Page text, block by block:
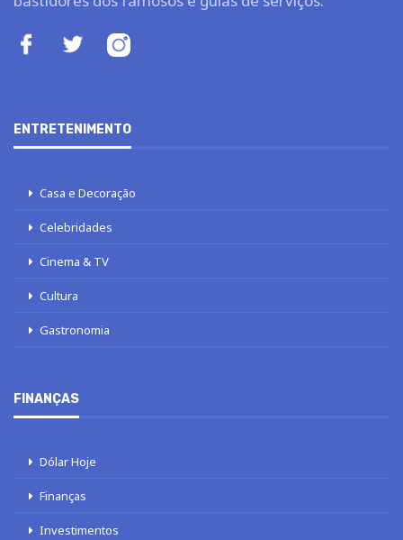
ENTRETENIMENTO
Casa e Decoração
Celebridades
Cinema & TV
Cultura
Gastronomia
FINANÇAS
Dólar Hoje
Finanças
Investimentos